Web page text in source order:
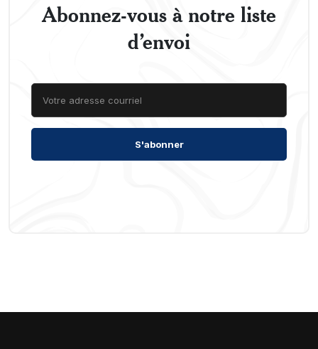
Abonnez-vous à notre liste
d’envoi